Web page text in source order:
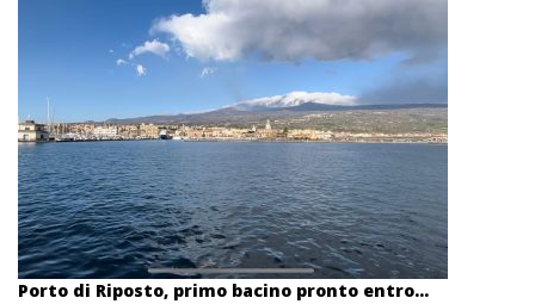
Porto di Riposto, primo bacino pronto entro...